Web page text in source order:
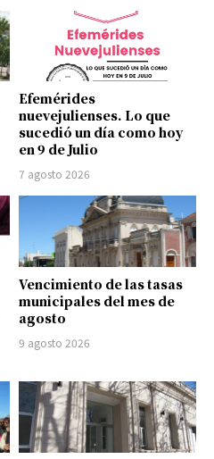
Efemérides
nuevejulienses. Lo que
sucedió un día como hoy
en 9 de Julio
7 agosto 2026
Vencimiento de las tasas
municipales del mes de
agosto
9 agosto 2026